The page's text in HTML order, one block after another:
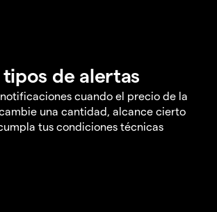
tipos de alertas
cuando el precio de la
una cantidad, alcance cierto
tus condiciones técnicas